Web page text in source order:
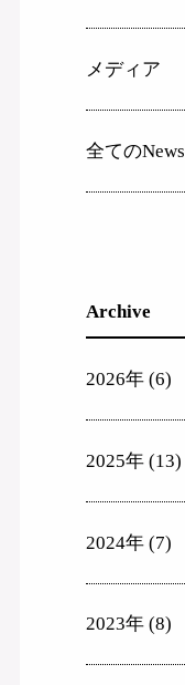
メディア
全てのNews
Archive
2026年(6)
2025年(13)
2024年(7)
2023年(8)